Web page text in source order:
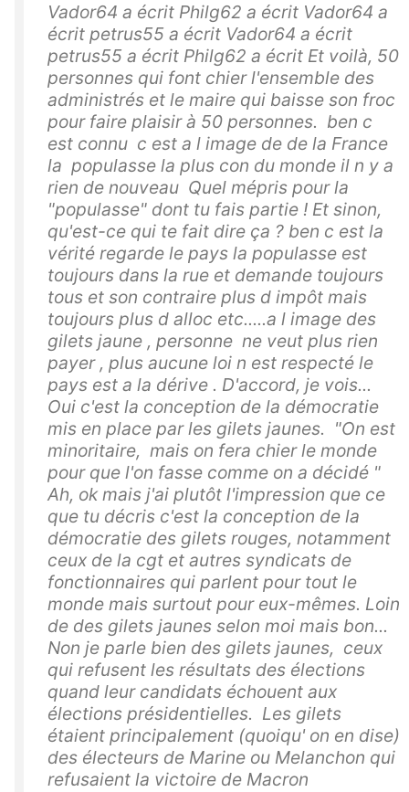
Vador64 a écrit Philg62 a écrit Vador64 a
écrit petrus55 a écrit Vador64 a écrit
petrus55 a écrit Philg62 a écrit Et voilà, 50
personnes qui font chier l'ensemble des
administrés et le maire qui baisse son froc
pour faire plaisir à 50 personnes. ben c
est connu c est a l image de de la France
la populasse la plus con du monde il n y a
rien de nouveau Quel mépris pour la
"populasse" dont tu fais partie ! Et sinon,
qu'est-ce qui te fait dire ça ? ben c est la
vérité regarde le pays la populasse est
toujours dans la rue et demande toujours
tous et son contraire plus d impôt mais
toujours plus d alloc etc.....a l image des
gilets jaune , personne ne veut plus rien
payer , plus aucune loi n est respecté le
pays est a la dérive . D'accord, je vois...
Oui c'est la conception de la démocratie
mis en place par les gilets jaunes. "On est
minoritaire, mais on fera chier le monde
pour que l'on fasse comme on a décidé "
Ah, ok mais j'ai plutôt l'impression que ce
que tu décris c'est la conception de la
démocratie des gilets rouges, notamment
ceux de la cgt et autres syndicats de
fonctionnaires qui parlent pour tout le
monde mais surtout pour eux-mêmes. Loin
de des gilets jaunes selon moi mais bon...
Non je parle bien des gilets jaunes, ceux
qui refusent les résultats des élections
quand leur candidats échouent aux
élections présidentielles. Les gilets
étaient principalement (quoiqu' on en dise)
des électeurs de Marine ou Melanchon qui
refusaient la victoire de Macron